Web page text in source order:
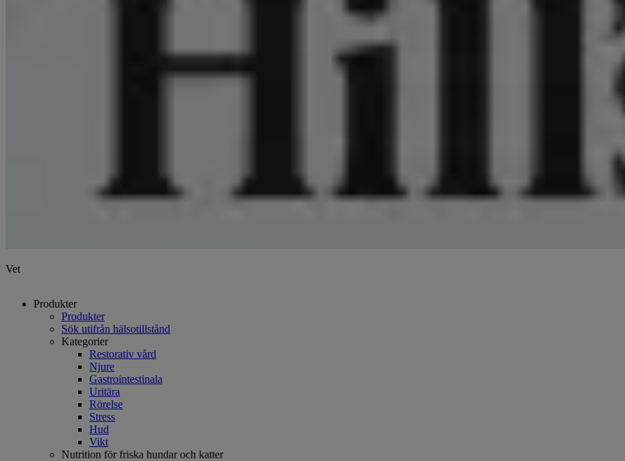
Vet
Produkter
Produkter
Sök utifrån hälsotillstånd
Kategorier
Restorativ vård
Njure
Gastrointestinala
Uritära
Rörelse
Stress
Hud
Vikt
Nutrition för friska hundar och katter